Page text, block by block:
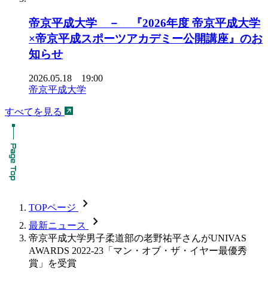
帝京平成大学 － 『2026年度 帝京平成大学
×帝京平成スポーツアカデミー公開講座』のお
知らせ
2026.05.18 19:00
帝京平成大学
すべてを見る
TOPページ chevron_forward
最新ニュース chevron_forward
帝京平成大学男子柔道部の老野祐平さんがUNIVAS
AWARDS 2022-23「マン・オブ・ザ・イヤー最優秀
賞」を受賞